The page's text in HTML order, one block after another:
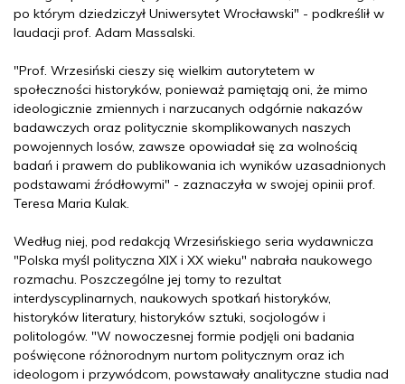
po którym dziedziczył Uniwersytet Wrocławski" - podkreślił w
laudacji prof. Adam Massalski.
"Prof. Wrzesiński cieszy się wielkim autorytetem w
społeczności historyków, ponieważ pamiętają oni, że mimo
ideologicznie zmiennych i narzucanych odgórnie nakazów
badawczych oraz politycznie skomplikowanych naszych
powojennych losów, zawsze opowiadał się za wolnością
badań i prawem do publikowania ich wyników uzasadnionych
podstawami źródłowymi" - zaznaczyła w swojej opinii prof.
Teresa Maria Kulak.
Według niej, pod redakcją Wrzesińskiego seria wydawnicza
"Polska myśl polityczna XIX i XX wieku" nabrała naukowego
rozmachu. Poszczególne jej tomy to rezultat
interdyscyplinarnych, naukowych spotkań historyków,
historyków literatury, historyków sztuki, socjologów i
politologów. "W nowoczesnej formie podjęli oni badania
poświęcone różnorodnym nurtom politycznym oraz ich
ideologom i przywódcom, powstawały analityczne studia nad